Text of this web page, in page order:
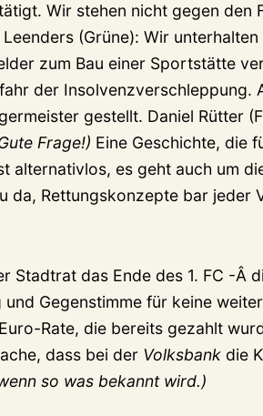
Wir stehen nicht gegen den
(Grüne): Wir
zum Bau einer Sportstätte
der Insolvenzverschleppung.
gestellt. Daniel Rütter
Frage!) Eine Geschichte, die
alternativlos, es geht auch um
da, Rettungskonzepte bar jeder
Stadtrat das Ende des 1. FC -Â
Gegenstimme für keine
Rate, die bereits gezahlt
dass bei der Volksbank die
so was bekannt wird.)